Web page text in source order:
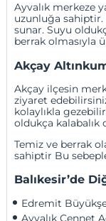
Ayvalık merkeze
uzunluğa sahiptir.
sunar. Suyu
berrak olmasıyla
Akçay
Akçay ilçesin
ziyaret
kolaylıkla
oldukça kalabalık
Temiz ve berrak
sahiptir Bu
Balıkesir’de
Edremit
Ayvalık Cennet